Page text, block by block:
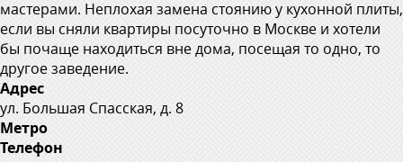
мастерами. Неплохая замена стоянию у кухонной плиты,
если вы сняли квартиры посуточно в Москве и хотели
бы почаще находиться вне дома, посещая то одно, то
другое заведение.
Адрес
ул. Большая Спасская, д. 8
Метро
Телефон